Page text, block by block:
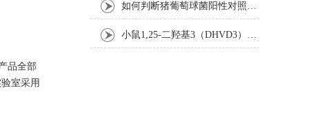
品全部
室采用
如何判断猪葡萄球菌阳性对照是否失效
小鼠1,25-二羟基3（DHVD3）elisa试剂盒操作步骤